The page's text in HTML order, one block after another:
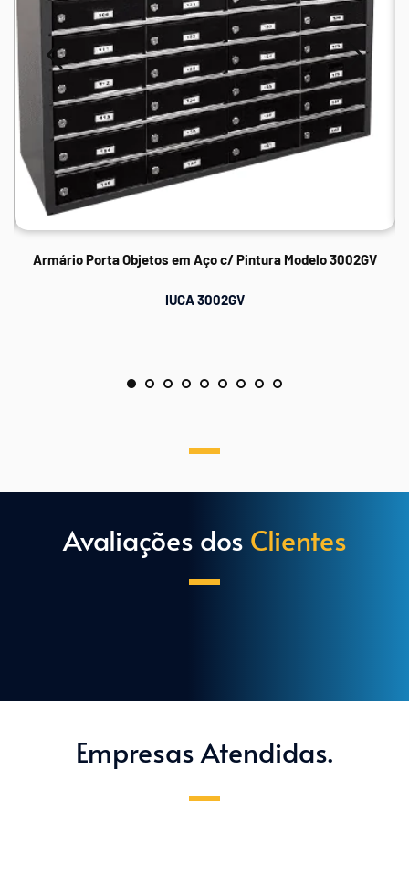
Armário Porta Objetos em Aço c/ Pintura Modelo 3002GV
IUCA 3002GV
Avaliações dos Clientes
Empresas Atendidas.